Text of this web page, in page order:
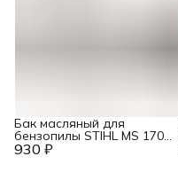
930 ₽
Бак масляный для
бензопилы STIHL MS 170,
180 / IGP 1300153